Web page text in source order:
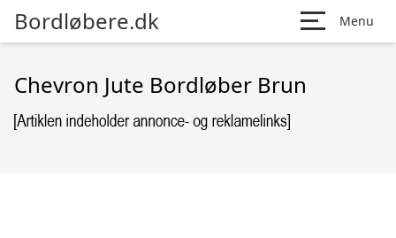
Bordløbere.dk Menu
Chevron Jute Bordløber Brun